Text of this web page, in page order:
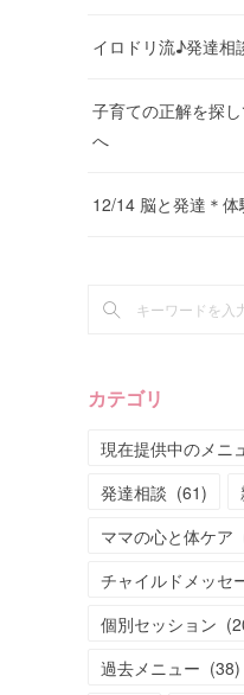
イロドリ流♪発達相
子育ての正解を探
へ
12/14 脳と発達＊
カテゴリ
現在提供中のメニ
発達相談 (61)
ママの心と体ケア
チャイルドメッセ
個別セッション (
過去メニュー (38)